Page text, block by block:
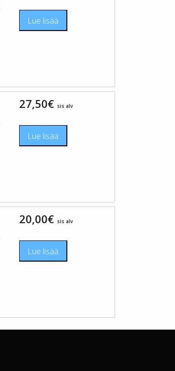
Lue lisää
27,50€ sis alv
Lue lisää
20,00€ sis alv
Lue lisää